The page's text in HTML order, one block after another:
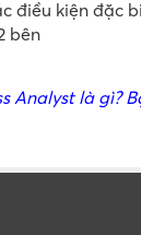
điều kiện đặc
bên
Analyst là gì?